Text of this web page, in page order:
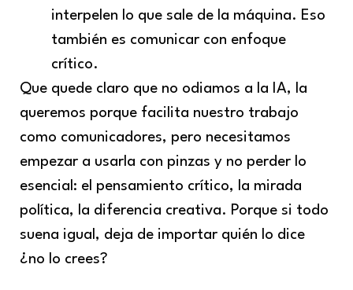
interpelen lo que sale de la máquina. Eso
también es comunicar con enfoque
crítico.
Que quede claro que no odiamos a la IA, la
queremos porque facilita nuestro trabajo
como comunicadores, pero necesitamos
empezar a usarla con pinzas y no perder lo
esencial: el pensamiento crítico, la mirada
política, la diferencia creativa. Porque si todo
suena igual, deja de importar quién lo dice
¿no lo crees?